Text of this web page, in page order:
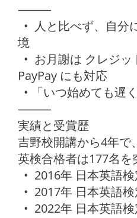
⸻
• 人と比べず、自分
境
• お月謝は クレジッ
PayPay にも対応
• 「いつ始めても遅
⸻
実績と受賞歴
吉野校開講から4年で、
英検合格者は177名を
• 2016年 日本英語
• 2017年 日本英語
• 2022年 日本英語